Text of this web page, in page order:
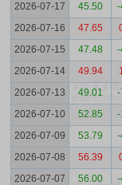
2026-07-17
45.50 -
2026-07-16
47.65
2026-07-15
47.48 -
2026-07-14
49.94
2026-07-13
49.01 -
2026-07-10
52.85 -
2026-07-09
53.79 -
2026-07-08
56.39
2026-07-07
56.00 -